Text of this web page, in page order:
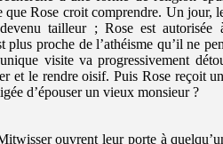
que Rose croit comprendre. Un jour,
tailleur ; Rose est autorisée
proche de l’athéisme qu’il ne
visite va progressivement
et le rendre oisif. Puis Rose reçoit
d’épouser un vieux monsieur ?
ouvrent leur porte à